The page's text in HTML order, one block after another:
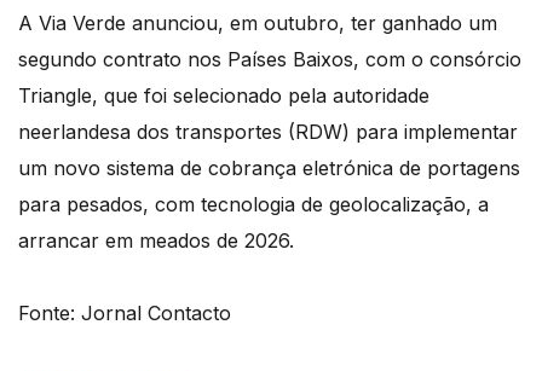
A Via Verde anunciou, em outubro, ter ganhado um
segundo contrato nos Países Baixos, com o consórcio
Triangle, que foi selecionado pela autoridade
neerlandesa dos transportes (RDW) para implementar
um novo sistema de cobrança eletrónica de portagens
para pesados, com tecnologia de geolocalização, a
arrancar em meados de 2026.
Fonte: Jornal Contacto